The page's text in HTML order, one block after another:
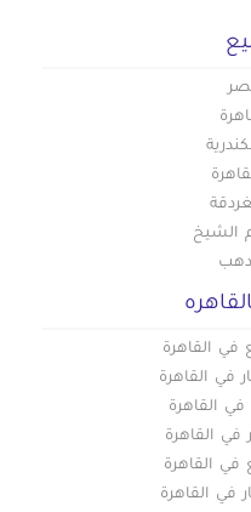
الشيخ
دهب
القاهرة
في القاهرة
القاهرة
في القاهرة
في القاهرة
في القاهرة